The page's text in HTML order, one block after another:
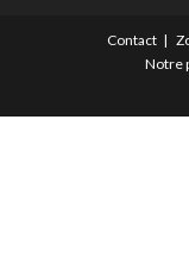
Contact
Notre